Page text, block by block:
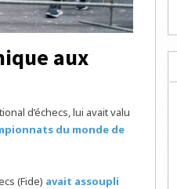
aux
d’échecs, lui avait valu
du monde de
(Fide) avait assoupli